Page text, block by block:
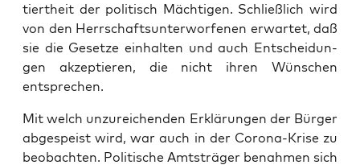
tiert­heit der poli­tisch Mäch­ti­gen. Schließ­lich wird
von den Herr­schafts­un­ter­wor­fe­nen erwar­tet, daß
sie die Geset­ze ein­hal­ten und auch Ent­schei­dun­
gen akzep­tie­ren, die nicht ihren Wün­schen
entsprechen.
Mit welch unzu­rei­chen­den Erklä­run­gen der Bür­ger
abge­speist wird, war auch in der Coro­na-Kri­se zu
beob­ach­ten. Poli­ti­sche Amts­trä­ger benah­men sich